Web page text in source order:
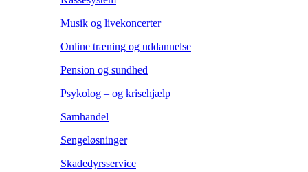
Musik og livekoncerter
Online træning og uddannelse
Pension og sundhed
Psykolog – og krisehjælp
Samhandel
Sengeløsninger
Skadedyrsservice